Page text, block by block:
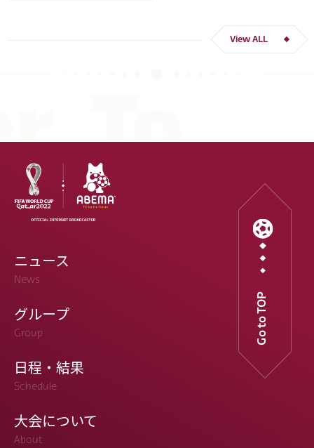
View ALL
ニュース
News
グループ
Group
日程・結果
Schedule
大会について
About
Go to TOP